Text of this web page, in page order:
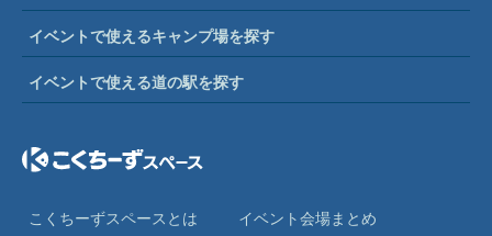
イベントで使えるキャンプ場を探す
イベントで使える道の駅を探す
こくちーずスペースとは イベント会場まとめ